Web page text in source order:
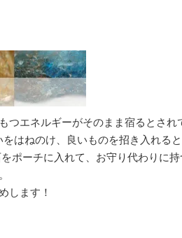
エネルギーがそのまま宿るとさ
はねのけ、良いものを招き入れると
ポーチに入れて、お守り代わりに
します！